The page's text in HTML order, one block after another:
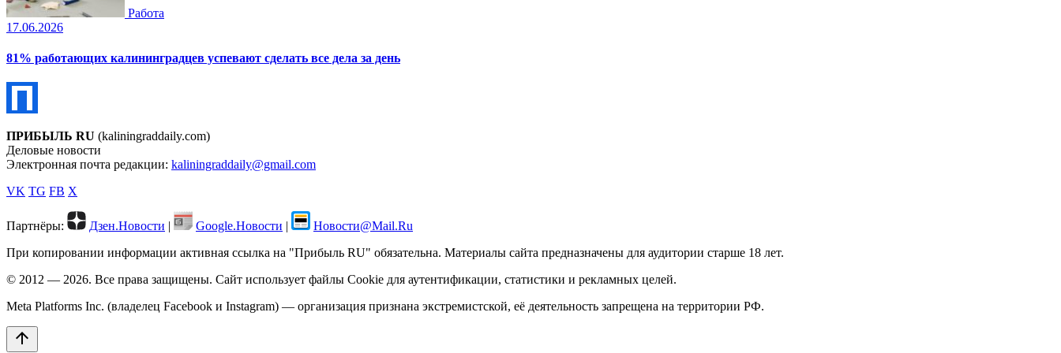
Работа
17.06.2026
81% работающих калининградцев успевают сделать все дела за день
ПРИБЫЛЬ RU (kaliningraddaily.com)
Деловые новости
Электронная почта редакции: kaliningraddaily@gmail.com
VK TG FB X
Партнёры: Дзен.Новости | Google.Новости |
Новости@Mail.Ru
При копировании информации активная ссылка на "Прибыль RU" обязательна. Материалы сайта предназначены для аудитории старше 18 лет.
© 2012 — 2026. Все права защищены. Сайт использует файлы Cookie для аутентификации, статистики и рекламных целей.
Meta Platforms Inc. (владелец Facebook и Instagram) — организация признана экстремистской, её деятельность запрещена на территории РФ.
arrow_upward